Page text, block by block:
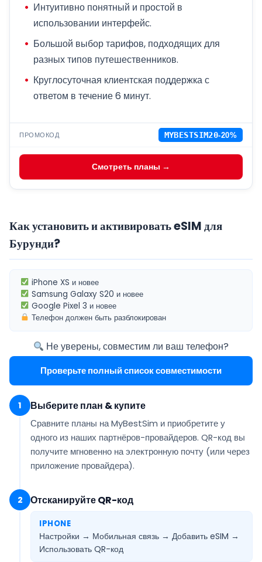
Интуитивно понятный и простой в
использовании интерфейс.
Большой выбор тарифов, подходящих для
разных типов путешественников.
Круглосуточная клиентская поддержка с
ответом в течение 6 минут.
ПРОМОКОД MYBESTSIM20-20%
Смотреть планы →
Как установить и активировать eSIM для
Бурунди?
iPhone XS и новее
Samsung Galaxy S20 и новее
Google Pixel 3 и новее
Телефон должен бытьразблокирован
Не уверены, совместим ли ваш телефон?
Проверьте полный список совместимости
1 Выберите план & купите
Сравните планы на MyBestSim и приобретите у
одного из наших партнёров-провайдеров. QR-код вы
получите мгновенно на электронную почту (или через
приложение провайдера).
2 Отсканируйте QR-код
IPHONE
Настройки → Мобильная связь → Добавить eSIM →
Использовать QR-код